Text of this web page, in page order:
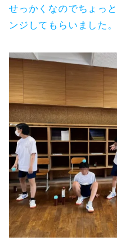
せっかくなのでちょっ
ンジしてもらいました。